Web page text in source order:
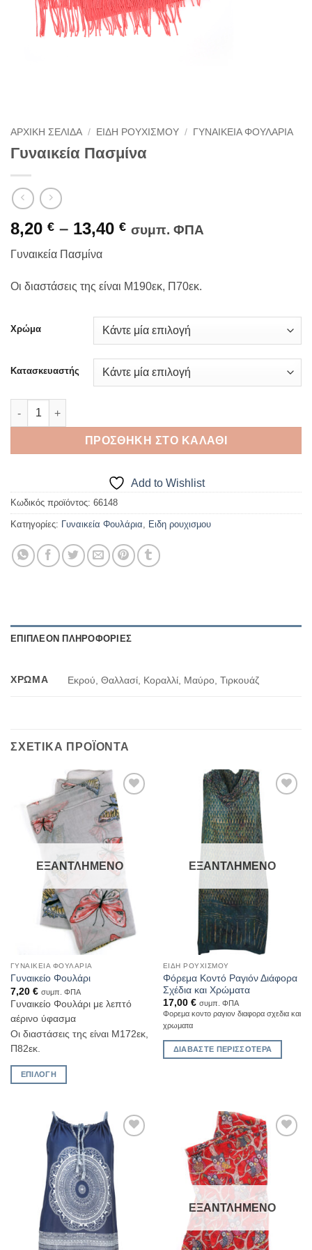
ΑΡΧΙΚΉ ΣΕΛΊΔΑ / ΕΙΔΗ ΡΟΥΧΙΣΜΟΥ / ΓΥΝΑΙΚΕΊΑ ΦΟΥΛΆΡΙΑ
Γυναικεία Πασμίνα
8,20 € – 13,40 € συμπ. ΦΠΑ
Γυναικεία Πασμίνα
Οι διαστάσεις της είναι Μ190εκ, Π70εκ.
Χρώμα
Κατασκευαστής
Γυναικεία Πασμίνα ποσότητα
ΠΡΟΣΘΉΚΗ ΣΤΟ ΚΑΛΆΘΙ
Add to Wishlist
Κωδικός προϊόντος: 66148
Κατηγορίες: Γυναικεία Φουλάρια Ειδη ρουχισμου
ΕΠΙΠΛΈΟΝ ΠΛΗΡΟΦΟΡΊΕΣ
ΧΡΏΜΑ Εκρού, Θαλλασί, Κοραλλί, Μαύρο, Τιρκουάζ
ΣΧΕΤΙΚΆ ΠΡΟΪΌΝΤΑ
Add to
Wishlist
ΕΞΑΝΤΛΗΜΈΝΟ
ΓΥΝΑΙΚΕΊΑ ΦΟΥΛΆΡΙΑ
Γυναικείο Φουλάρι
7,20 € συμπ. ΦΠΑ
Γυναικείο Φουλάρι με λεπτό
αέρινο ύφασμα
Οι διαστάσεις της είναι Μ172εκ,
Π82εκ.
ΕΠΙΛΟΓΉ
πολλαπλές
παραλλαγές.
επιλογές
μπορούν
επιλεγούν
ΕΞΑΝΤΛΗΜΈΝΟ
ΕΙΔΗ ΡΟΥΧΙΣΜΟΥ
Φόρεμα Κοντό Ραγιόν Διάφορα
Σχέδια και Χρώματα
17,00 € συμπ. ΦΠΑ
Φορεμα κοντο ραγιον διαφορα σχεδια και
χρωματα
ΔΙΑΒΆΣΤΕ ΠΕΡΙΣΣΌΤΕΡΑ
Wishlist
ΕΞΑΝΤΛΗΜΈΝΟ